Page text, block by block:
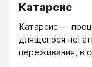
Катарсис
Катарсис —
длящегося
переживания, в